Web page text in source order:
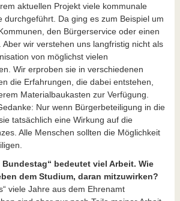
aktuellen Projekt viele kommunale
durchgeführt. Da ging es zum Beispiel um
den Bürgerservice oder einen
wir verstehen uns langfristig nicht als
von möglichst vielen
Wir erproben sie in verschiedenen
die Erfahrungen, die dabei entstehen,
Materialbaukasten zur Verfügung.
Nur wenn Bürgerbeteiligung in die
tatsächlich eine Wirkung auf die
Alle Menschen sollten die Möglichkeit
Bundestag“ bedeutet viel Arbeit. Wie
dem Studium, daran mitzuwirken?
viele Jahre aus dem Ehrenamt